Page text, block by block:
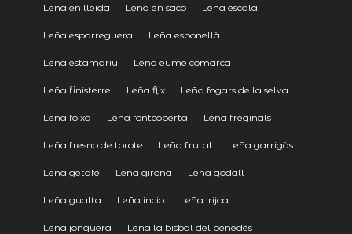
Leña en lleida Leña en saco Leña escala
Leña esparreguera Leña esponellà
Leña estamariu Leña eume comarca
Leña finisterre Leña flix Leña fogars de la selva
Leña foixà Leña fontcoberta Leña freginals
Leña fresno de torote Leña frutal Leña garrigàs
Leña getafe Leña girona Leña godall
Leña gualta Leña incio Leña irijoa
Leña jonquera Leña la bisbal del penedès